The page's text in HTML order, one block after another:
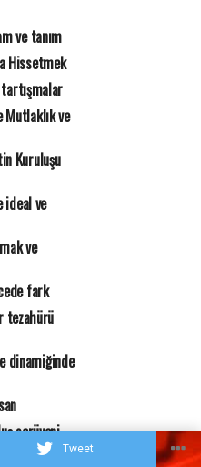
Tweet
ve tanım
Hissetmek
ve
Kuruluşu
ideal ve
ve
fark
tezahürü
dinamiğinde
serüveni...
uyum ve